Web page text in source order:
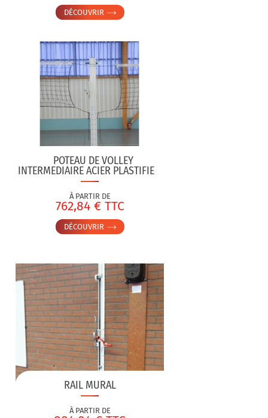
DÉCOUVRIR
POTEAU DE VOLLEY
INTERMEDIAIRE ACIER PLASTIFIE
À PARTIR DE
762,84 € TTC
DÉCOUVRIR
RAIL MURAL
À PARTIR DE